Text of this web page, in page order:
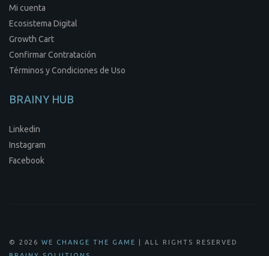
Mi cuenta
Ecosistema Digital
Growth Cart
Confirmar Contratación
Términos y Condiciones de Uso
BRAINY HUB
Linkedin
Instagram
Facebook
© 2026 WE CHANGE THE GAME
| ALL RIGHTS RESERVED